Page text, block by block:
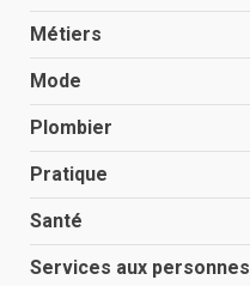
Métiers
Mode
Plombier
Pratique
Santé
Services aux personnes